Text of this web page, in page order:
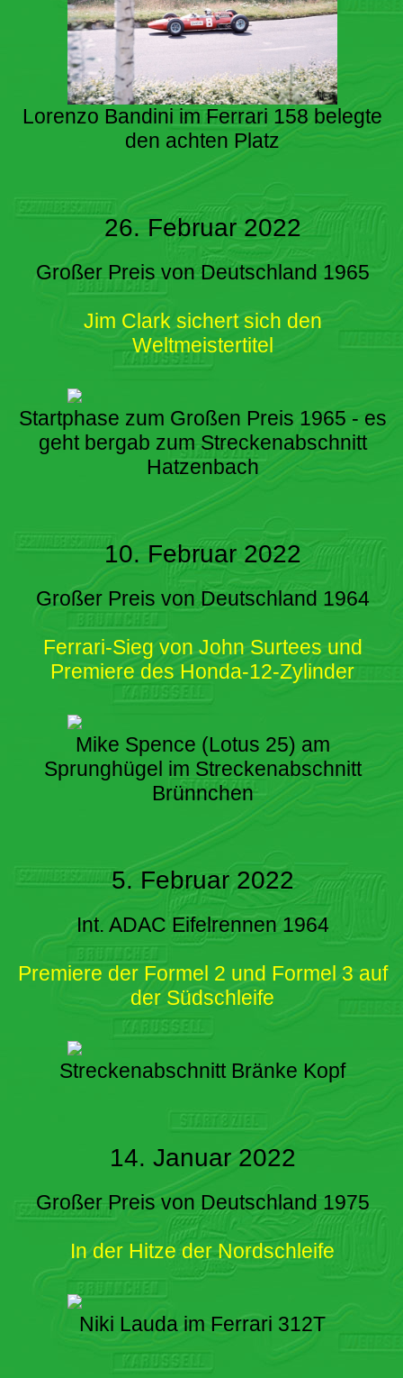
Lorenzo Bandini im Ferrari 158 belegte
den achten Platz
26. Februar 2022
Großer Preis von Deutschland 1965
Jim Clark sichert sich den
Weltmeistertitel
Startphase zum Großen Preis 1965 - es
geht bergab zum Streckenabschnitt
Hatzenbach
10. Februar 2022
Großer Preis von Deutschland 1964
Ferrari-Sieg von John Surtees und
Premiere des Honda-12-Zylinder
Mike Spence (Lotus 25) am
Sprunghügel im Streckenabschnitt
Brünnchen
5. Februar 2022
Int. ADAC Eifelrennen 1964
Premiere der Formel 2 und Formel 3 auf
der Südschleife
Streckenabschnitt Bränke Kopf
14. Januar 2022
Großer Preis von Deutschland 1975
In der Hitze der Nordschleife
Niki Lauda im Ferrari 312T